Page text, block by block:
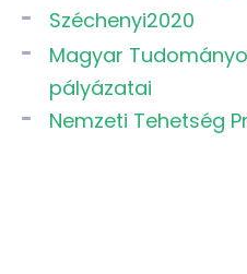
Széchenyi2020
Magyar
pályázatai
Nemzeti Tehetség